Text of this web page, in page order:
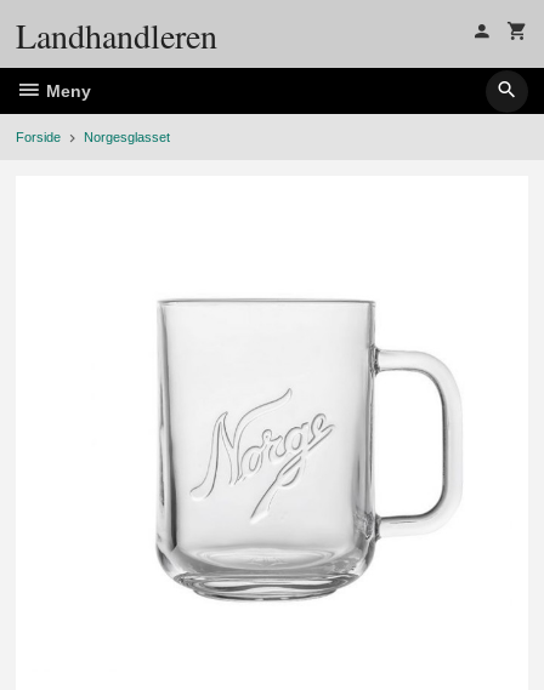
Landhandleren
Meny
Forside Norgesglasset